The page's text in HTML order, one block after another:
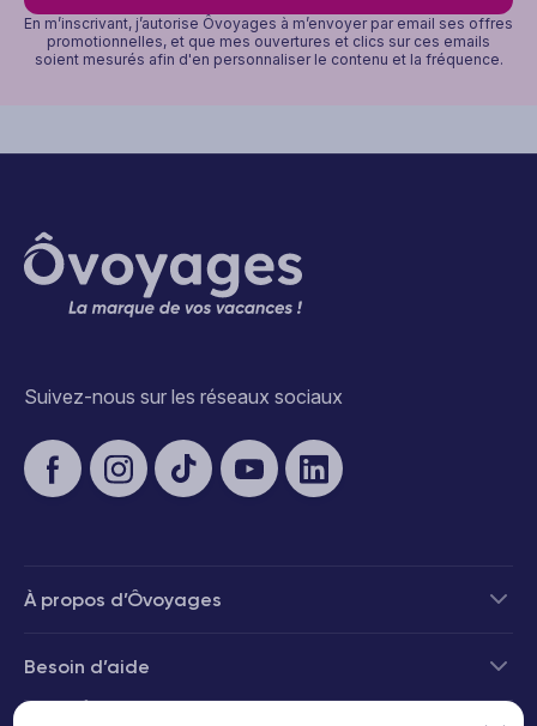
En m’inscrivant, j’autorise Ôvoyages à m’envoyer par email ses offres
promotionnelles, et que mes ouvertures et clics sur ces emails
soient mesurés afin d'en personnaliser le contenu et la fréquence.
Suivez-nous sur les réseaux sociaux
À propos d’Ôvoyages
Besoin d’aide